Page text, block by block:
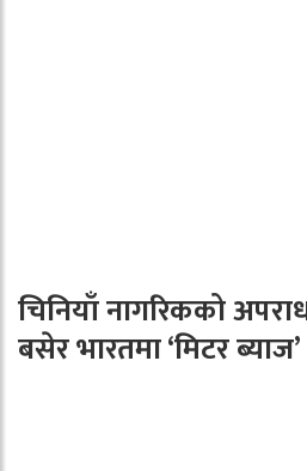
चिनियाँ नागरिकको
बसेर भारतमा ‘मिटर